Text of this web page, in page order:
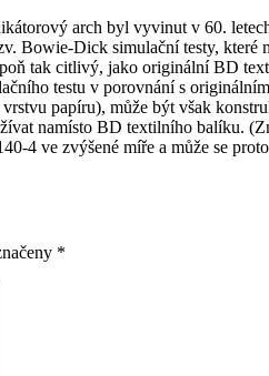
arch byl vyvinut v 60.
Bowie-Dick simulační testy,
tak citlivý, jako originální BD
testu v porovnání s
papíru), může být však
namísto BD textilního balíku.
4 ve zvýšené míře a může se
*